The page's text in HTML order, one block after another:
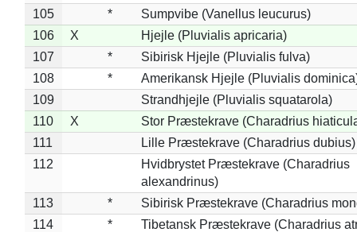
105
*
Sumpvibe (Vanellus leucurus)
106
X
Hjejle (Pluvialis apricaria)
107
*
Sibirisk Hjejle (Pluvialis fulva)
108
*
Amerikansk Hjejle (Pluvialis
109
Strandhjejle (Pluvialis squatarola)
110
X
Stor Præstekrave (Charadrius
111
Lille Præstekrave (Charadrius dubius)
112
Hvidbrystet Præstekrave (Charadrius
alexandrinus)
113
*
Sibirisk Præstekrave (Charadrius
114
*
Tibetansk Præstekrave (Charadrius